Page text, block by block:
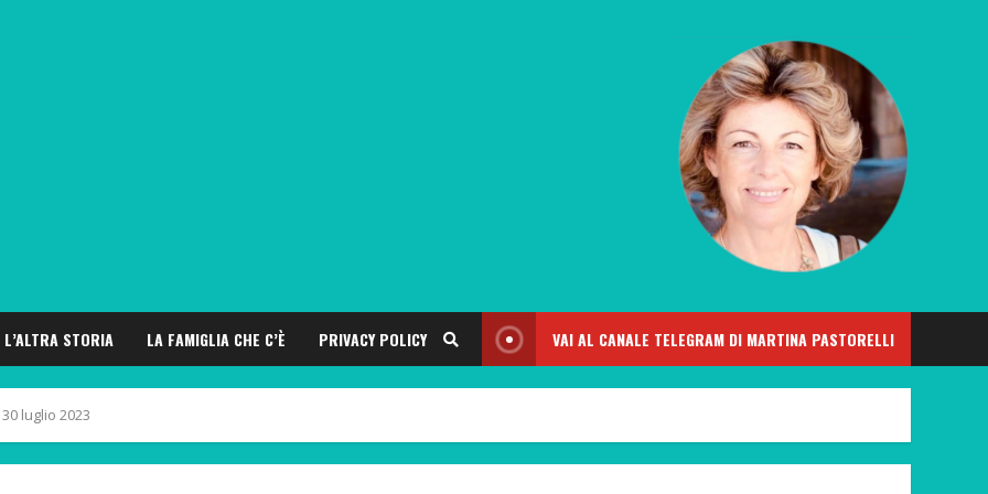
L’ALTRA STORIA LA FAMIGLIA CHE C’È PRIVACY POLICY VAI AL CANALE TELEGRAM DI MARTINA PASTORELLI
luglio 2023